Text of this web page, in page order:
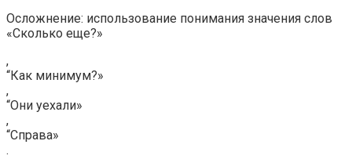
Осложнение: использование понимания значения слов
«Сколько еще?»
,
“Как минимум?»
,
“Они уехали»
,
“Справа»
.